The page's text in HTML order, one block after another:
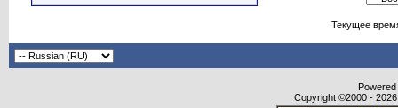
Текущее
Copyright ©2000 -